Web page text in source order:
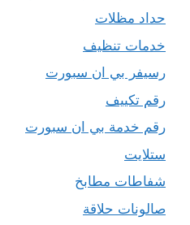
حداد مظلات
خدمات تنظيف
رسيفر بي ان سبورت
رقم تكييف
رقم خدمة بي ان سبورت
ستلايت
شفاطات مطابخ
صالونات حلاقة